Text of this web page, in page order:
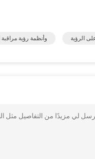
الرؤية وأنظمة رؤية مراقبة
لي مزيدًا من التفاصيل مثل